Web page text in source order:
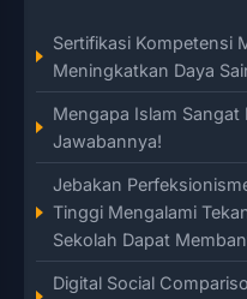
Sertifikasi Kompetensi
Meningkatkan Daya
Mengapa Islam Sangat
Jawabannya!
Jebakan
Tinggi Mengalami
Sekolah Dapat
Digital Social